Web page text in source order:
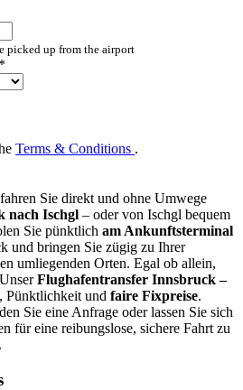
picked up from the airport
*
Terms & Conditions .
fahren Sie direkt und ohne Umwege
nach Ischgl – oder von Ischgl bequem
Sie pünktlich am Ankunftsterminal
und bringen Sie zügig zu Ihrer
umliegenden Orten. Egal ob allein,
Flughafentransfer Innsbruck –
Pünktlichkeit und faire Fixpreise.
Sie eine Anfrage oder lassen Sie sich
für eine reibungslose, sichere Fahrt zu